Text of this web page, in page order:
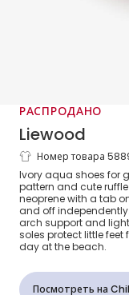
РАСПРОДАНО
Liewood
Girls Ivory &
Номер товара
Ivory aqua shoes for
pattern and cute
neoprene with a tab
and off
arch support and
soles protect little
day at the beach.
Посмотреть на